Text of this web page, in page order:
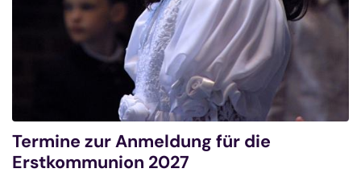
Termine zur Anmeldung für die
Erstkommunion 2027